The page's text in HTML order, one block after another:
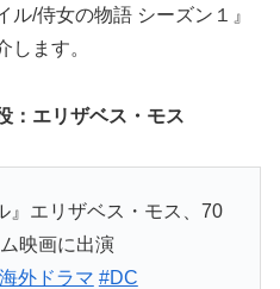
ル/侍女の物語 シーズン１』
します。
： エリザベス・モス
』エリザベス・モス、70
映画に出演
外ドラマ #DC